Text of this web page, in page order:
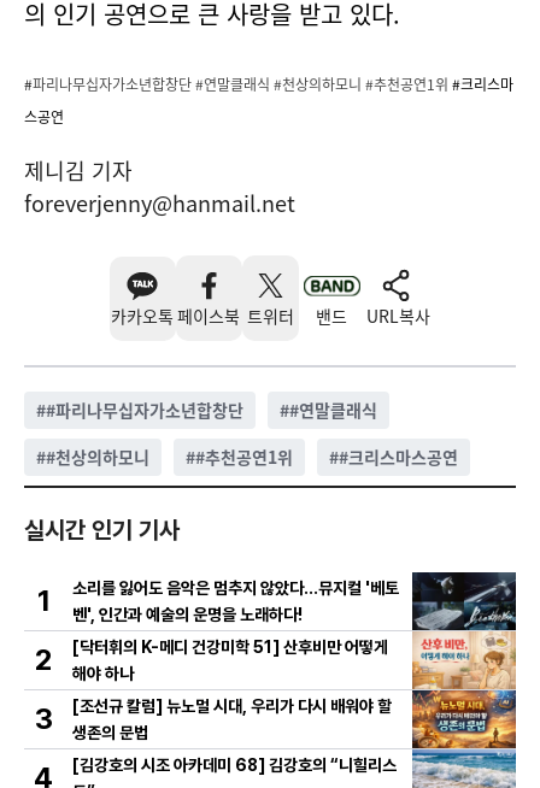
의 인기 공연으로 큰 사랑을 받고 있다.
#파리나무십자가소년합창단 #연말클래식 #천상의하모니 #추천공연1위 #크리스마
스공연
제니김 기자
foreverjenny@hanmail.net
카카오톡 페이스북 트위터 밴드 URL복사
##파리나무십자가소년합창단 ##연말클래식
##천상의하모니 ##추천공연1위 ##크리스마스공연
실시간 인기 기사
1
소리를 잃어도 음악은 멈추지 않았다…뮤지컬 '베토
벤', 인간과 예술의 운명을 노래하다!
2
[닥터휘의 K-메디 건강미학 51] 산후비만 어떻게
해야 하나
3
[조선규 칼럼] 뉴노멀 시대, 우리가 다시 배워야 할
생존의 문법
4
[김강호의 시조 아카데미 68] 김강호의 “니힐리스